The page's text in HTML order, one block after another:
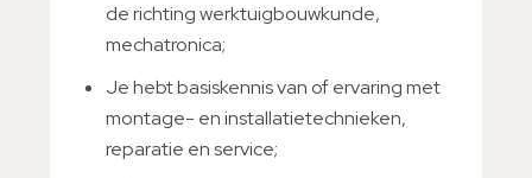
de richting werktuigbouwkunde,
mechatronica;
Je hebt basiskennis van of ervaring met
montage- en installatietechnieken,
reparatie en service;